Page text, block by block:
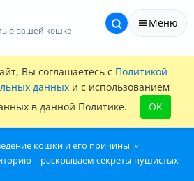
о вашей кошке
Меню
Вы соглашаетесь с Политикой
данных и с использованием
в данной Политике.
OK
кошки и его причины
– раскрываем секреты пушистых